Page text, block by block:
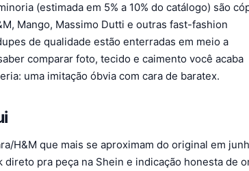
(estimada em 5% a 10% do catálogo) são
Mango, Massimo Dutti e outras fast-fashion
de qualidade estão enterradas em meio a
comparar foto, tecido e caimento você acaba
uma imitação óbvia com cara de baratex.
H&M que mais se aproximam do original em
pra peça na Shein e indicação honesta de